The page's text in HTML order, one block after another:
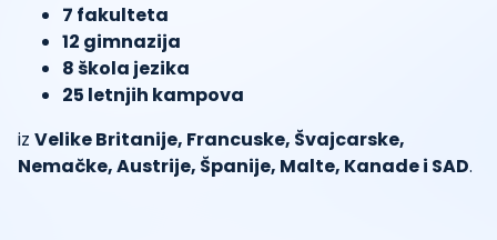
7 fakulteta
12 gimnazija
8 škola jezika
25 letnjih kampova
iz Velike Britanije, Francuske, Švajcarske,
Nemačke, Austrije, Španije, Malte, Kanade i SAD.